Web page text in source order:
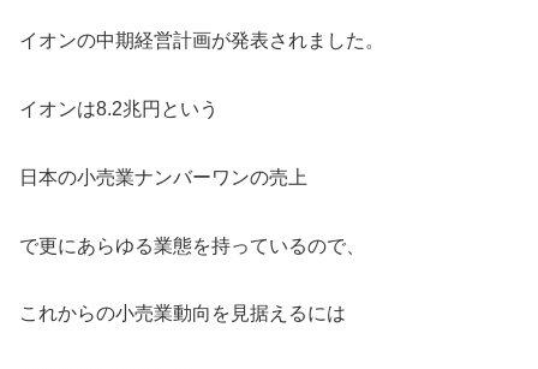
イオンの中期経営計画が発表されました。
イオンは8.2兆円という
日本の小売業ナンバーワンの売上
で更にあらゆる業態を持っているので、
これからの小売業動向を見据えるには